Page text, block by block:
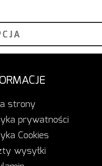
strony
prywatności
Cookies
wysyłki